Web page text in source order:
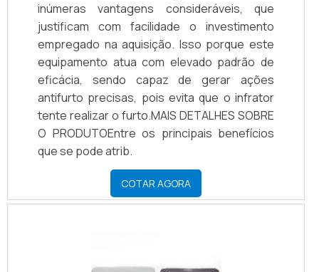
inúmeras vantagens consideráveis, que
justificam com facilidade o investimento
empregado na aquisição. Isso porque este
equipamento atua com elevado padrão de
eficácia, sendo capaz de gerar ações
antifurto precisas, pois evita que o infrator
tente realizar o furto.MAIS DETALHES SOBRE
O PRODUTOEntre os principais benefícios
que se pode atrib.
COTAR AGORA